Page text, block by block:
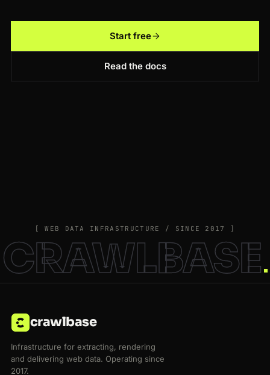
Start free
Read the docs
[ WEB DATA INFRASTRUCTURE / SINCE 2017 ]
CRAWLBASE
crawlbase
Infrastructure for extracting, rendering
and delivering web data. Operating since
2017.